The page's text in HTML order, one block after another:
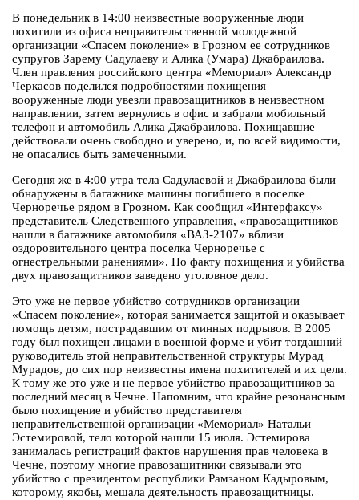
В понедельник в 14:00 неизвестные вооруженные люди
похитили из офиса неправительственной молодежной
организации «Спасем поколение» в Грозном ее сотрудников
супругов Зарему Садулаеву и Алика (Умара) Джабраилова.
Член правления российского центра «Мемориал» Александр
Черкасов поделился подробностями похищения –
вооруженные люди увезли правозащитников в неизвестном
направлении, затем вернулись в офис и забрали мобильный
телефон и автомобиль Алика Джабраилова. Похищавшие
действовали очень свободно и уверено, и, по всей видимости,
не опасались быть замеченными.
Сегодня же в 4:00 утра тела Садулаевой и Джабраилова были
обнаружены в багажнике машины погибшего в поселке
Черноречье рядом в Грозном. Как сообщил «Интерфаксу»
представитель Следственного управления, «правозащитников
нашли в багажнике автомобиля «ВАЗ-2107» вблизи
оздоровительного центра поселка Черноречье с
огнестрельными ранениями». По факту похищения и убийства
двух правозащитников заведено уголовное дело.
Это уже не первое убийство сотрудников организации
«Спасем поколение», которая занимается защитой и оказывает
помощь детям, пострадавшим от минных подрывов. В 2005
году был похищен лицами в военной форме и убит тогдашний
руководитель этой неправительственной структуры Мурад
Мурадов, до сих пор неизвестны имена похитителей и их цели.
К тому же это уже и не первое убийство правозащитников за
последний месяц в Чечне. Напомним, что крайне резонансным
было похищение и убийство представителя
неправительственной организации «Мемориал» Натальи
Эстемировой, тело которой нашли 15 июля. Эстемирова
занималась регистраций фактов нарушения прав человека в
Чечне, поэтому многие правозащитники связывали это
убийство с президентом республики Рамзаном Кадыровым,
которому, якобы, мешала деятельность правозащитницы.